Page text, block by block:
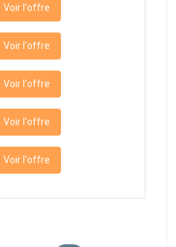
Voir l'offre
Voir l'offre
Voir l'offre
Voir l'offre
Voir l'offre